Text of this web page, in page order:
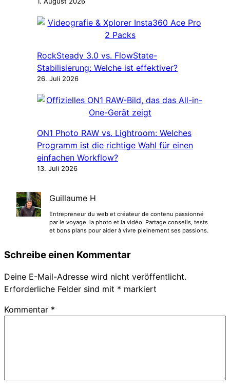
RockSteady 3.0 vs. FlowState-
Stabilisierung: Welche ist effektiver?
26. Juli 2026
ON1 Photo RAW vs. Lightroom: Welches
Programm ist die richtige Wahl für einen
einfachen Workflow?
13. Juli 2026
Guillaume H
Entrepreneur du web et créateur de contenu passionné
par le voyage, la photo et la vidéo. Partage conseils, tests
et bons plans pour aider à vivre pleinement ses passions.
Schreibe einen Kommentar
Deine E-Mail-Adresse wird nicht veröffentlicht.
Erforderliche Felder sind mit * markiert
Kommentar *